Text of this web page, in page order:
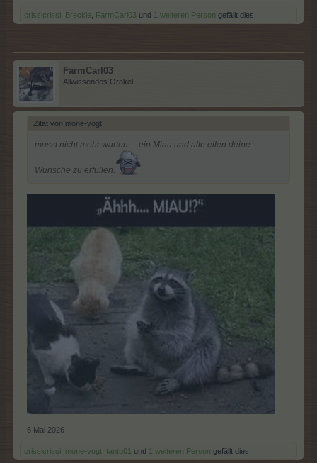
crissicrissi Breckie FarmCarl03 und 1 weiteren Person gefällt dies.
FarmCarl03
Allwissendes Orakel
Zitat von mone-vogt: ↑
musst nicht mehr warten ... ein Miau und alle eilen deine
Wünsche zu erfüllen.
6 Mai 2026
crissicrissi mone-vogt tanto01 und 1 weiteren Person gefällt dies.